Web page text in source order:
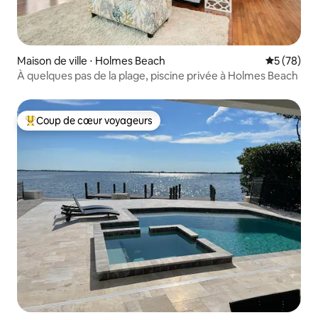
Maison de ville ⋅ Holmes Beach
5 (78)
À quelques pas de la plage, piscine privée à Holmes Beach
Coups de cœur voyageurs les plus appréciés
Coup de cœur voyageurs